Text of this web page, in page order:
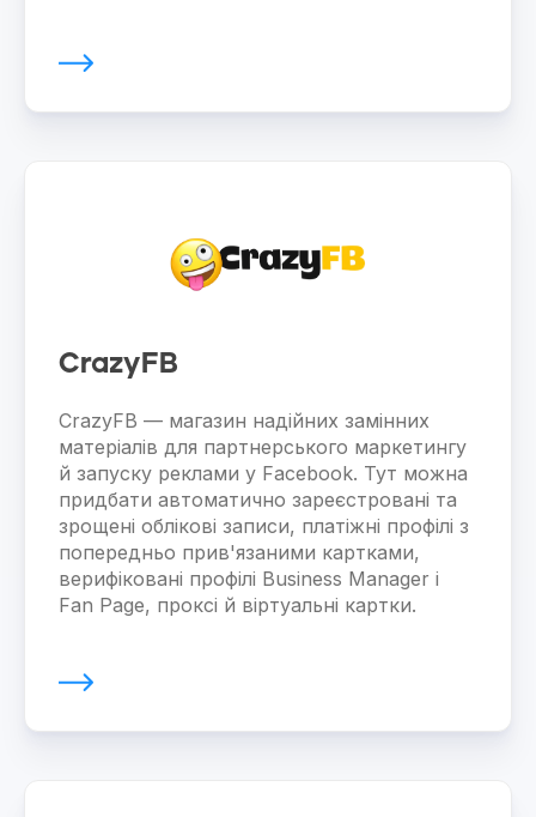
CrazyFB
CrazyFB — магазин надійних замінних
матеріалів для партнерського маркетингу
й запуску реклами у Facebook. Тут можна
придбати автоматично зареєстровані та
зрощені облікові записи, платіжні профілі з
попередньо прив'язаними картками,
верифіковані профілі Business Manager і
Fan Page, проксі й віртуальні картки.